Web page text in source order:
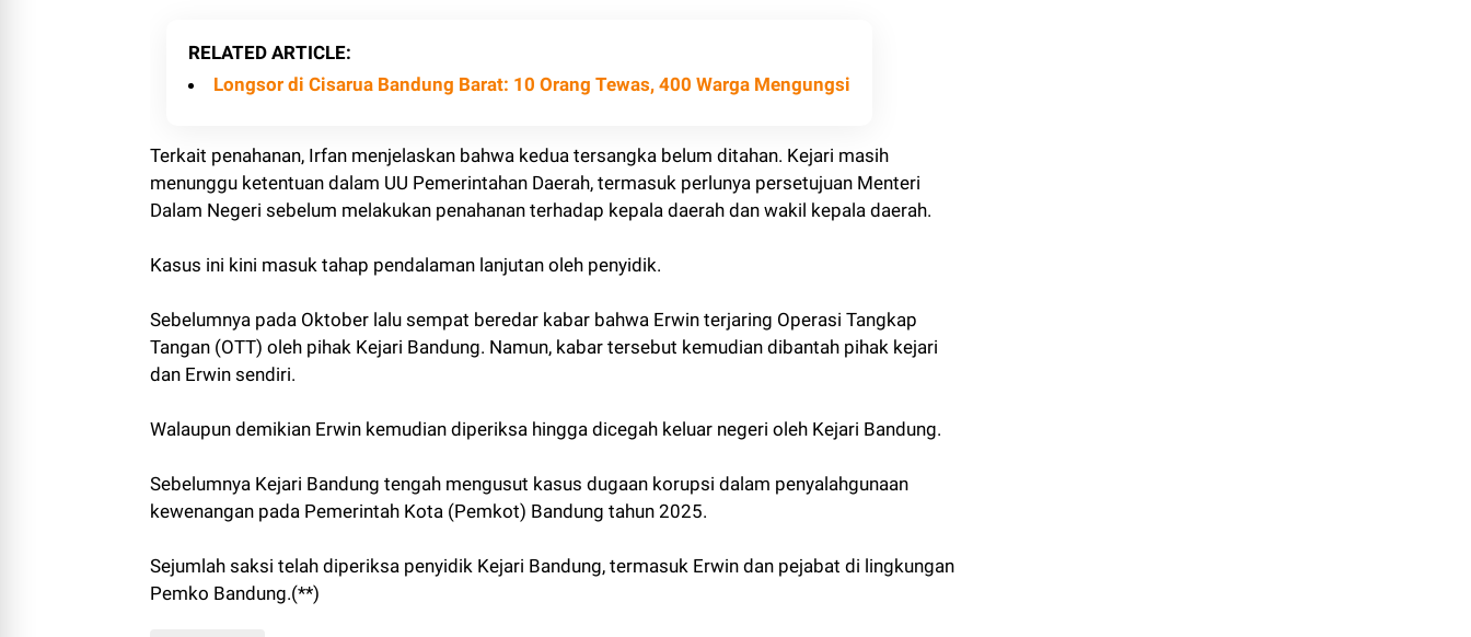
RELATED ARTICLE
Longsor di Cisarua Bandung Barat: 10 Orang Tewas, 400 Warga Mengungsi
Terkait penahanan, Irfan menjelaskan bahwa kedua tersangka belum ditahan. Kejari masih
menunggu ketentuan dalam UU Pemerintahan Daerah, termasuk perlunya persetujuan Menteri
Dalam Negeri sebelum melakukan penahanan terhadap kepala daerah dan wakil kepala daerah.
Kasus ini kini masuk tahap pendalaman lanjutan oleh penyidik.
Sebelumnya pada Oktober lalu sempat beredar kabar bahwa Erwin terjaring Operasi Tangkap
Tangan (OTT) oleh pihak Kejari Bandung. Namun, kabar tersebut kemudian dibantah pihak kejari
dan Erwin sendiri.
Walaupun demikian Erwin kemudian diperiksa hingga dicegah keluar negeri oleh Kejari Bandung.
Sebelumnya Kejari Bandung tengah mengusut kasus dugaan korupsi dalam penyalahgunaan
kewenangan pada Pemerintah Kota (Pemkot) Bandung tahun 2025.
Sejumlah saksi telah diperiksa penyidik Kejari Bandung, termasuk Erwin dan pejabat di lingkungan
Pemko Bandung.(**)